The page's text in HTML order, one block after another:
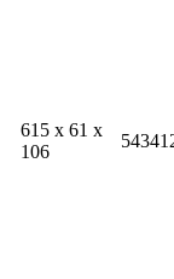
615 x 61 x
106